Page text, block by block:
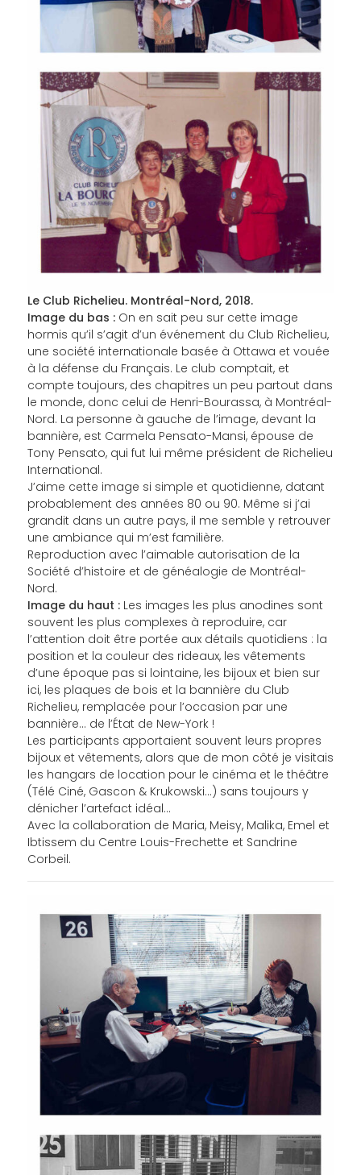
Le Club Richelieu. Montréal-Nord, 2018.
Image du bas :On en sait peu sur cette image
hormis qu’il s’agit d’un événement du Club Richelieu,
une société internationale basée à Ottawa et vouée
à la défense du Français. Le club comptait, et
compte toujours, des chapitres un peu partout dans
le monde, donc celui de Henri-Bourassa, à Montréal-
Nord. La personne à gauche de l’image, devant la
bannière, est Carmela Pensato-Mansi, épouse de
Tony Pensato, qui fut lui même président de Richelieu
International.
J’aime cette image si simple et quotidienne, datant
probablement des années 80 ou 90. Même si j’ai
grandit dans un autre pays, il me semble y retrouver
une ambiance qui m’est familière.
Reproduction avec l’aimable autorisation de la
Société d’histoire et de généalogie de Montréal-
Nord.
Image du haut :Les images les plus anodines sont
souvent les plus complexes à reproduire, car
l’attention doit être portée aux détails quotidiens : la
position et la couleur des rideaux, les vêtements
d’une époque pas si lointaine, les bijoux et bien sur
ici, les plaques de bois et la bannière du Club
Richelieu, remplacée pour l’occasion par une
bannière… de l’État de New-York !
Les participants apportaient souvent leurs propres
bijoux et vêtements, alors que de mon côté je visitais
les hangars de location pour le cinéma et le théâtre
(Télé Ciné, Gascon & Krukowski…) sans toujours y
dénicher l’artefact idéal…
Avec la collaboration de Maria, Meisy, Malika, Emel et
Ibtissem du Centre Louis-Frechette et Sandrine
Corbeil.